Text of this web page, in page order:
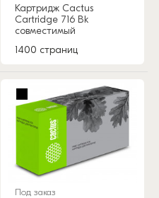
Картридж Cactus
Cartridge 716 Bk
совместимый
1400 страниц
Под заказ